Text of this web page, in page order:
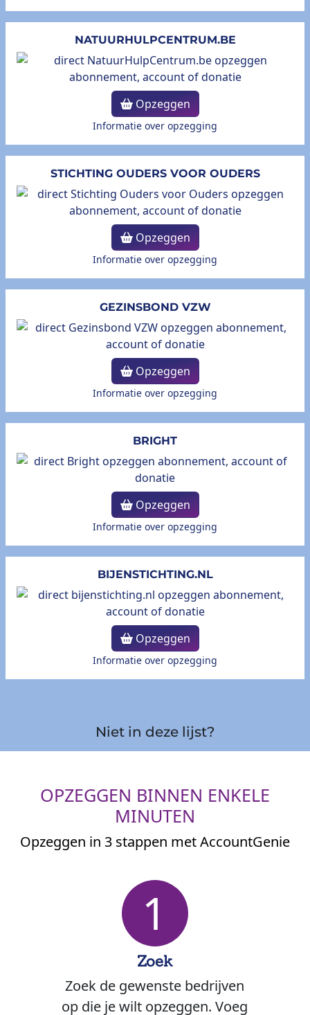
NATUURHULPCENTRUM.BE
Opzeggen
Informatie over opzegging
STICHTING OUDERS VOOR OUDERS
Opzeggen
Informatie over opzegging
GEZINSBOND VZW
Opzeggen
Informatie over opzegging
BRIGHT
Opzeggen
Informatie over opzegging
BIJENSTICHTING.NL
Opzeggen
Informatie over opzegging
Niet in deze lijst?
OPZEGGEN BINNEN ENKELE
MINUTEN
Opzeggen in 3 stappen met AccountGenie
1
Zoek
Zoek de gewenste bedrijven
op die je wilt opzeggen. Voeg